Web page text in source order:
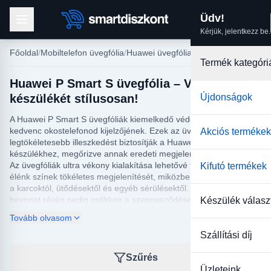
Üdv!
Kérjük, jelentkezz be.
Termék
Újdonságok
Akciós termékek
Kifutó termékek
Készülék
Szállítási díj
Főoldal Mobiltelefon üvegfólia Huawei üvegfólia
Huawei P Smart S üvegfólia – Védje meg
készülékét stílusosan!
A Huawei P Smart S üvegfóliák kiemelkedő védelmet nyújtanak
kedvenc okostelefonod kijelzőjének. Ezek az üvegfóliák a
legtökéletesebb illeszkedést biztosítják a Huawei P Smart S
készülékhez, megőrizve annak eredeti megjelenését és érzését.
Az üvegfóliák ultra vékony kialakítása lehetővé teszi a mély és
élénk színek tökéletes megjelenítését, miközben hatékonyan véd
a karcoktól, ütődésektől és egyéb sérülésektől. A speciális oleofób
bevonat révén pedig csökken a szennyeződések és az
Vásárlóink számára elérhető Huawei P Smart S üvegfóliák
Minőségi anyagok felhasználásával készültek, hogy hosszú távon
szolgálják a készülék védelmét. Ne habozz, válaszd ki az
Tovább olvasom
Szűrés